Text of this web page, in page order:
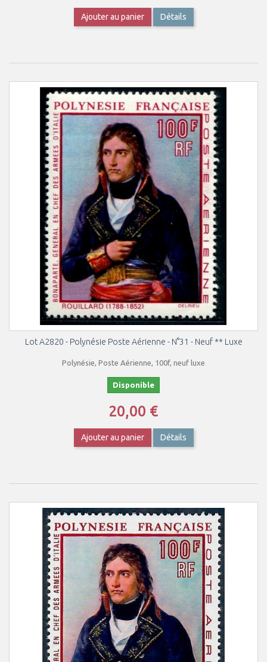
Ajouter au panier Détails
Lot A2820 - Polynésie Poste Aérienne - N°31 - Neuf ** Luxe
Polynésie, Poste Aérienne, 100f, neuf luxe
Disponible
20,00 €
Ajouter au panier Détails